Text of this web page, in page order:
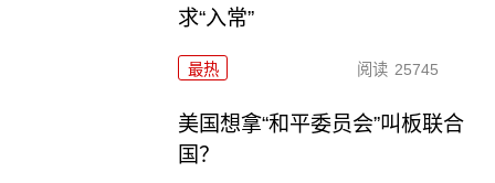
求“入常”
最热 阅读 25745
美国想拿“和平委员会”叫板联合
国？